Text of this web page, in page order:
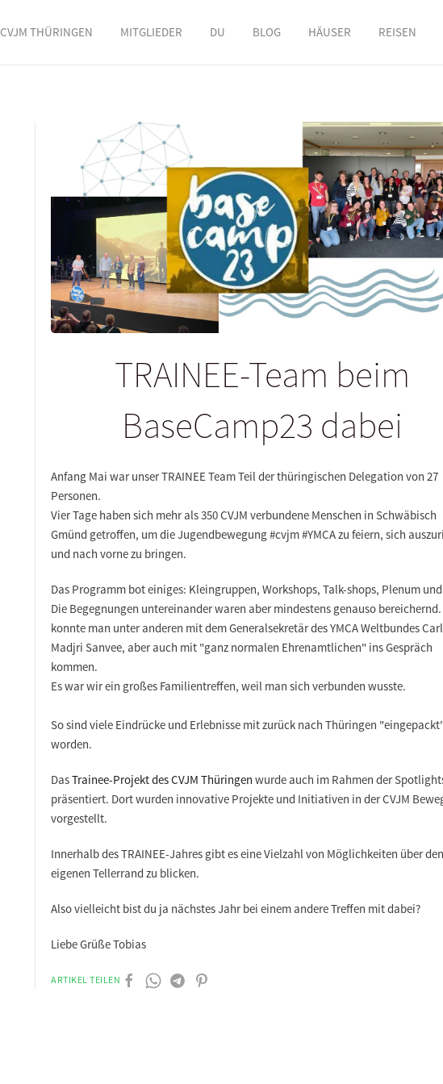
CVJM THÜRINGEN MITGLIEDER DU BLOG HÄUSER REISEN
TRAINEE-Team beim
BaseCamp23 dabei
Anfang Mai war unserTRAINEE TeamTeil der thüringischen Delegation von 27
Personen.
Vier Tage haben sich mehr als 350 CVJM verbundene Menschen in Schwäbisch
Gmünd getroffen, um die Jugendbewegung #cvjm #YMCA zu feiern, sich
und nach vorne zu bringen.
Das Programm bot einiges: Kleingruppen, Workshops, Talk-shops, Plenum
Die Begegnungen untereinander waren aber mindestens genauso bereichernd.
konnte man unter anderen mit dem Generalsekretär des YMCA Weltbundes
Madjri Sanvee, aber auch mit "ganz normalen Ehrenamtlichen" ins Gespräch
kommen.
Es war wirein großes Familientreffen, weil man sich verbunden wusste.
So sind viele Eindrücke und Erlebnisse mit zurück nach Thüringen
worden.
DasTrainee-Projekt des CVJM Thüringen wurde auch im Rahmen der
präsentiert. Dort wurden innovative Projekte und Initiativen in der CVJM
vorgestellt.
Innerhalb des TRAINEE-Jahres gibt es eine Vielzahl von Möglichkeiten über den
eigenen Tellerrand zu blicken.
Also vielleicht bist du ja nächstes Jahr bei einem andere Treffen mit dabei?
Liebe Grüße Tobias
ARTIKEL TEILEN